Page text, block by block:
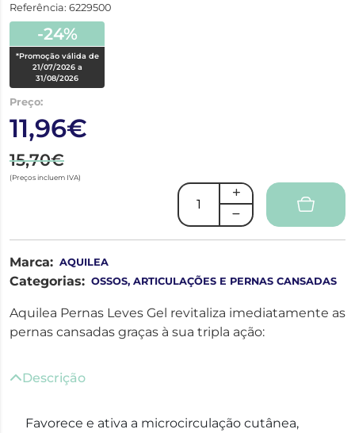
Referência: 6229500
-24%
*Promoção válida de
21/07/2026 a
31/08/2026
Preço:
11,96€
15,70€
(Preços incluem IVA)
Marca: AQUILEA
Categorias: OSSOS, ARTICULAÇÕES E PERNAS CANSADAS
Aquilea Pernas Leves Gel revitaliza imediatamente as
pernas cansadas graças à sua tripla ação:
Descrição
Favorece e ativa a microcirculação cutânea,